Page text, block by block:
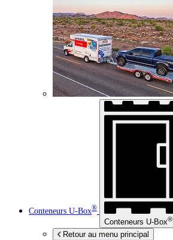
Conteneurs U-Box®
Conteneurs U-Box®
Retour au menu principal